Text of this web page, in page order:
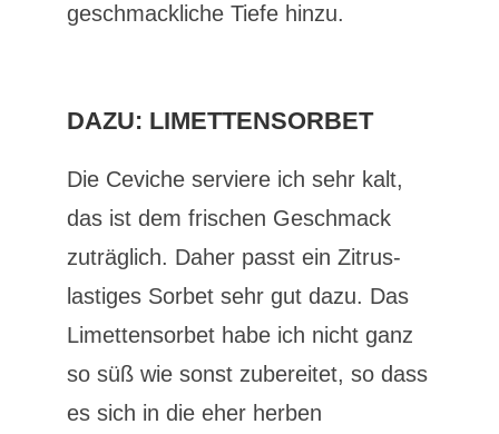
geschmackliche Tiefe hinzu.
DAZU: LIMETTENSORBET
Die Ceviche serviere ich sehr kalt,
das ist dem frischen Geschmack
zuträglich. Daher passt ein Zitrus-
lastiges Sorbet sehr gut dazu. Das
Limettensorbet habe ich nicht ganz
so süß wie sonst zubereitet, so dass
es sich in die eher herben